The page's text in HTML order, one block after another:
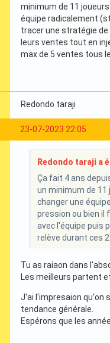
minimum de 11
équipe radicalement
tracer une stratégie de
leurs ventes tout en
max de 5 ventes tous
Redondo taraji
23-07-2023 22:05
Redondo taraji a
Ça fait 4 ans
un minimum de 11
changer une
pression ou bien il
avec l'équipe puis
relève durant ces
Tu as raiaon dans
Les meilleurs partent
J'ai l'impresaion qu'on
tendance générale.
Espérons que les